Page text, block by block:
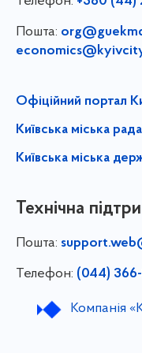
Пошта:
Офіційний портал
Київська міська рада
Київська міська
Технічна
Пошта:
Телефон: (044)
Компанія